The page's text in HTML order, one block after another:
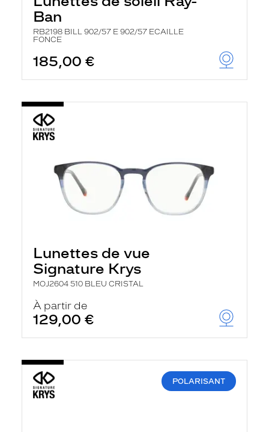
Ban
RB2198 BILL 902/57 E 902/57 ECAILLE
FONCE
185,00 €
Lunettes de vue
Signature Krys
MOJ2604 510 BLEU CRISTAL
À partir de
129,00 €
POLARISANT